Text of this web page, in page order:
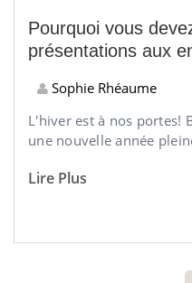
Pourquoi vous
présentations aux
Sophie Rhéaume
L'hiver est à nos portes!
une nouvelle année
Lire Plus